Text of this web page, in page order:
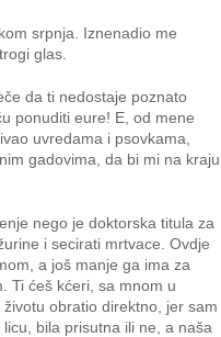
srpnja. Iznenadio me
glas.
da ti nedostaje poznato
ponuditi eure! E, od mene
uvredama i psovkama,
gadovima, da bi mi na kraju
nego je doktorska titula za
i secirati mrtvace. Ovdje
a još manje ga ima za
Ti ćeš kćeri, sa mnom u
obratio direktno, jer sam
bila prisutna ili ne, a naša